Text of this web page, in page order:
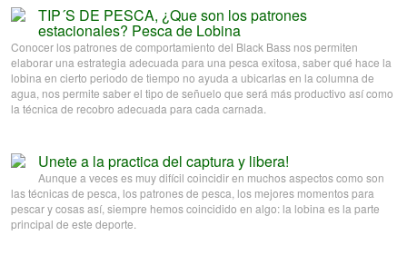
TIP´S DE PESCA, ¿Que son los patrones
estacionales? Pesca de Lobina
Conocer los patrones de comportamiento del Black Bass nos permiten
elaborar una estrategia adecuada para una pesca exitosa, saber qué hace la
lobina en cierto periodo de tiempo no ayuda a ubicarlas en la columna de
agua, nos permite saber el tipo de señuelo que será más productivo así como
la técnica de recobro adecuada para cada carnada.
Unete a la practica del captura y libera!
Aunque a veces es muy difícil coincidir en muchos aspectos como son
las técnicas de pesca, los patrones de pesca, los mejores momentos para
pescar y cosas así, siempre hemos coincidido en algo: la lobina es la parte
principal de este deporte.